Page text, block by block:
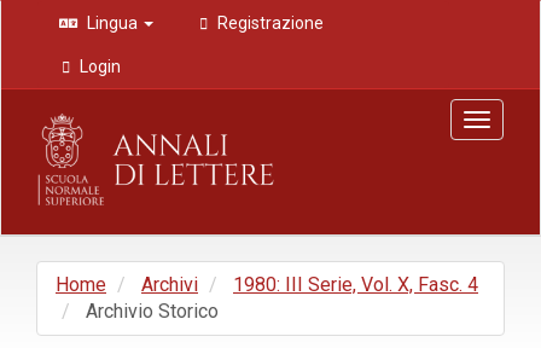
Navigazione
principale
Contenuto
principale
Barra
laterale
Lingua Registrazione
Login
Toggle
Home Archivi
1980: III Serie, Vol. X, Fasc. 4
Archivio Storico